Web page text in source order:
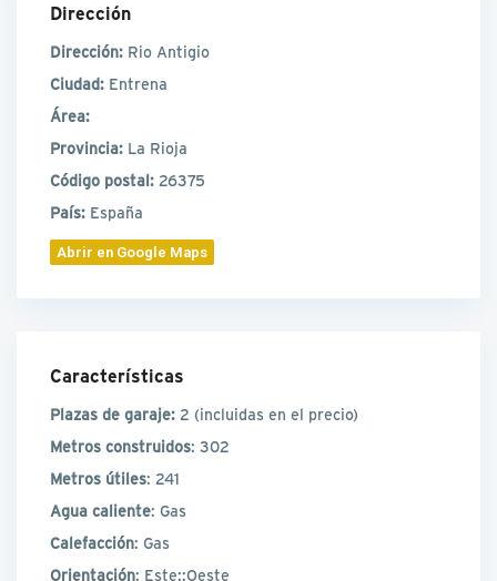
Dirección
Dirección: Rio Antigio
Ciudad: Entrena
Área:
Provincia: La Rioja
Código postal: 26375
País: España
Abrir en Google Maps
Características
Plazas de garaje:2(incluidas en el precio)
Metros construidos: 302
Metros útiles: 241
Agua caliente: Gas
Calefacción: Gas
Orientación: Este::Oeste